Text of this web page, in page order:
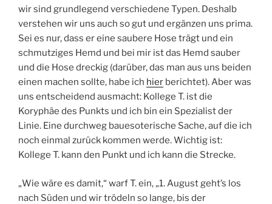
wir sind grundlegend verschiedene Typen. Deshalb
verstehen wir uns auch so gut und ergänzen uns prima.
Sei es nur, dass er eine saubere Hose trägt und ein
schmutziges Hemd und bei mir ist das Hemd sauber
und die Hose dreckig (darüber, das man aus uns beiden
einen machen sollte, habe ich hier berichtet). Aber was
uns entscheidend ausmacht: Kollege T. ist die
Koryphäe des Punkts und ich bin ein Spezialist der
Linie. Eine durchweg bauesoterische Sache, auf die ich
noch einmal zurück kommen werde. Wichtig ist:
Kollege T. kann den Punkt und ich kann die Strecke.
„Wie wäre es damit,“ warf T. ein, „1. August geht’s los
nach Süden und wir trödeln so lange, bis der